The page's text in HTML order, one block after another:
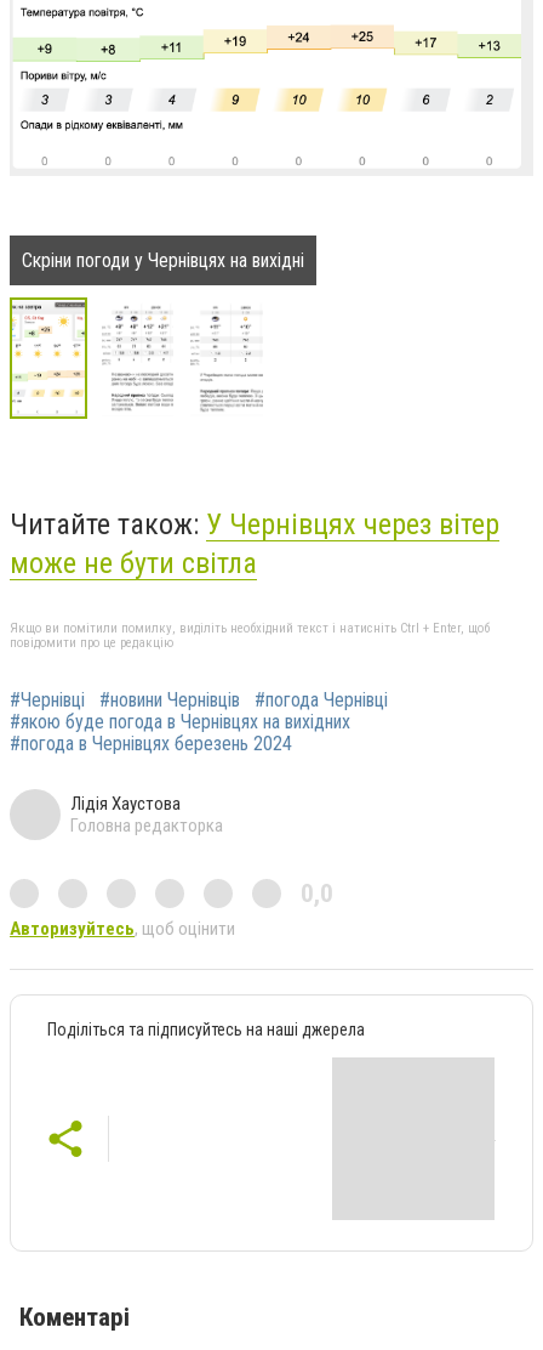
Скріни погоди у Чернівцях на вихідні
Читайте також: У Чернівцях через вітер
може не бути світла
Якщо ви помітили помилку, виділіть необхідний текст і натисніть Ctrl + Enter, щоб
повідомити про це редакцію
#Чернівці #новини Чернівців
#погода Чернівці
#якою буде погода в Чернівцях на вихідних
#погода в Чернівцях березень 2024
Лідія Хаустова
Головна редакторка
0,0
Авторизуйтесь, щоб оцінити
Поділіться та підписуйтесь на наші джерела
Коментарі